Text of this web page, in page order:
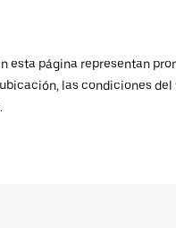
esta página representan
las condiciones